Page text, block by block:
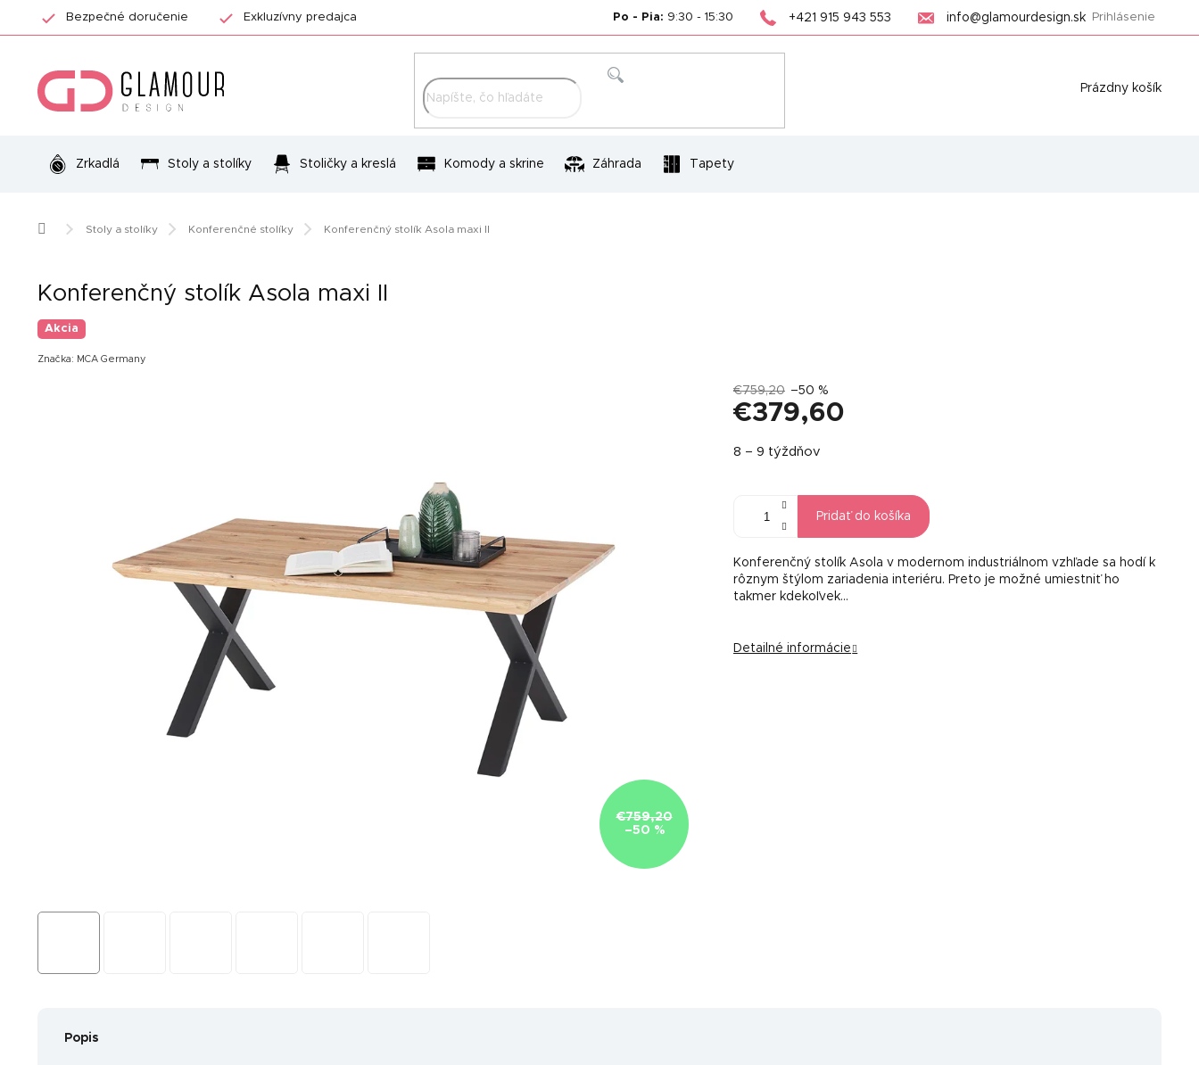
Bezpečné doručenie Exkluzívny predajca Po - Pia: 9:30 - 15:30 +421 915 943 553 info@glamourdesign.sk Prihlásenie
Nákupný
Prázdny košík
Zrkadlá Stoly a stolíky Stoličky a kreslá Komody a skrine Záhrada Tapety
DomovStoly a stolíky Konferenčné stolíky Konferenčný stolík Asola maxi II
Konferenčný stolík Asola maxi II
Akcia
Značka: MCA Germany
€759,20
–50 %
€759,20 –50 %
€379,60
cena:
8 – 9 týždňov
Pridať do košíka
Konferenčný stolík Asola v modernom industriálnom vzhľade sa hodí k
rôznym štýlom zariadenia interiéru. Preto je možné umiestniť ho
takmer kdekoľvek...
Detailné informácie
Popis